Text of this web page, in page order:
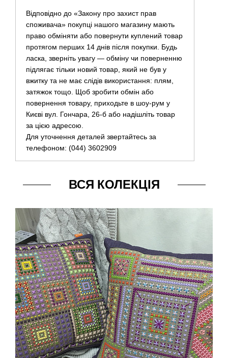
Відповідно до «Закону про захист прав
споживача» покупці нашого магазину мають
право обміняти або повернути куплений товар
протягом перших 14 днів після покупки. Будь
ласка, зверніть увагу — обміну чи поверненню
підлягає тільки новий товар, який не був у
вжитку та не має слідів використання: плям,
затяжок тощо. Щоб зробити обмін або
повернення товару, приходьте в шоу-рум у
Києві вул. Гончара, 26-б або надішліть товар
за цією адресою.
Для уточнення деталей звертайтесь за
телефоном: (044) 3602909
ВСЯ КОЛЕКЦІЯ